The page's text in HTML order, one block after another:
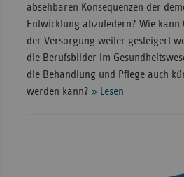
absehbaren Konsequenzen der
Entwicklung abzufedern? Wie kann
der Versorgung weiter gesteigert
die Berufsbilder im
die Behandlung und Pflege auch
werden kann? » Lesen